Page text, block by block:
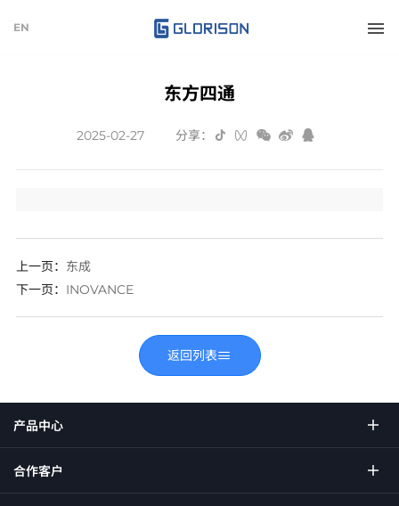
EN
东方四通
2025-02-27 分享：
上一页： 东成
下一页： INOVANCE
返回列表
产品中心
合作客户